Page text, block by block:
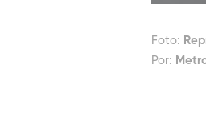
Foto:
Por: